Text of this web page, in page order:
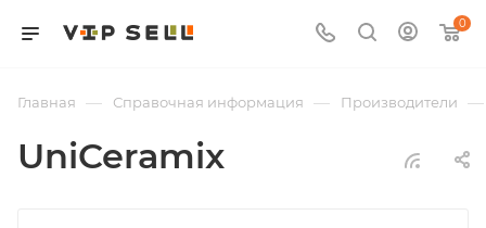
0
Главная — Справочная информация — Производители —
UniCeramix